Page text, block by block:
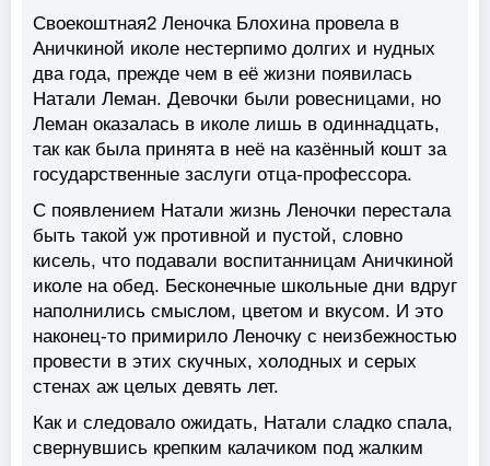
Своекоштная2 Леночка Блохина провела в
Аничкиной иколе нестерпимо долгих и нудных
два года, прежде чем в её жизни появилась
Натали Леман. Девочки были ровесницами, но
Леман оказалась в иколе лишь в одиннадцать,
так как была принята в неё на казённый кошт за
государственные заслуги отца-профессора.
С появлением Натали жизнь Леночки перестала
быть такой уж противной и пустой, словно
кисель, что подавали воспитанницам Аничкиной
иколе на обед. Бесконечные школьные дни вдруг
наполнились смыслом, цветом и вкусом. И это
наконец-то примирило Леночку с неизбежностью
провести в этих скучных, холодных и серых
стенах аж целых девять лет.
Как и следовало ожидать, Натали сладко спала,
свернувшись крепким калачиком под жалким